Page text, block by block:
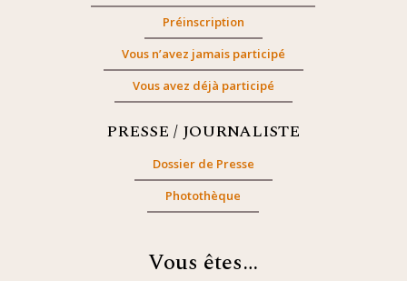
Préinscription
Vous n’avez jamais participé
Vous avez déjà participé
PRESSE / JOURNALISTE
Dossier de Presse
Photothèque
Vous êtes…